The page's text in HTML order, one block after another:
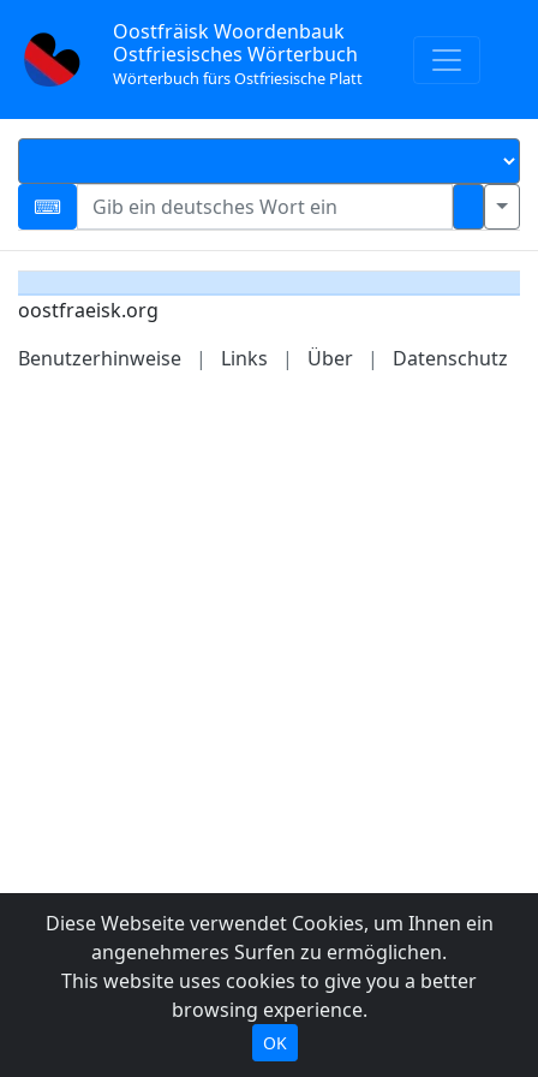
Oostfräisk Woordenbauk
Ostfriesisches Wörterbuch
Wörterbuch fürs Ostfriesische Platt
oostfraeisk.org
Benutzerhinweise
| Links | Über | Datenschutz
Diese Webseite verwendet Cookies, um Ihnen ein
angenehmeres Surfen zu ermöglichen.
This website uses cookies to give you a better
browsing experience.
OK